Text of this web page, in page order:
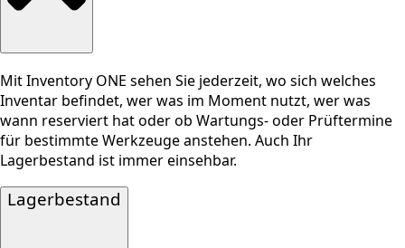
Mit Inventory ONE sehen Sie jederzeit, wo sich welches
Inventar befindet, wer was im Moment nutzt, wer was
wann reserviert hat oder ob Wartungs- oder Prüftermine
für bestimmte Werkzeuge anstehen. Auch Ihr
Lagerbestand ist immer einsehbar.
Lagerbestand